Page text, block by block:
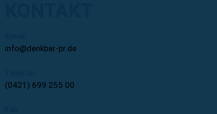
info@denkbar-pr.de
(0421) 699 255 00